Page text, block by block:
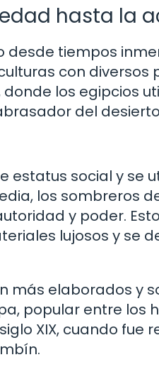
hasta la
desde tiempos
con diversos
los egipcios
del
estatus social y se
los sombreros
y poder.
lujosos y se
más elaborados y
popular entre los
XIX, cuando fue